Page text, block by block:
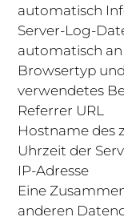
automatisch
Server-Log-
automatisch
Browsertyp
verwendetes
Referrer URL
Hostname des
Uhrzeit der
IP-Adresse
Eine
anderen